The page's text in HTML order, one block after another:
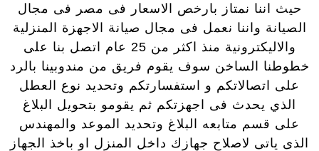
حيث اننا نمتاز بارخص الاسعار فى مصر فى مجال
الصيانة واننا نعمل فى مجال صيانة الاجهزة المنزلية
والاليكترونية منذ اكثر من 25 عام اتصل بنا على
خطوطنا الساخن سوف يقوم فريق من مندوبينا بالرد
على اتصالاتكم و استفسارتكم وتحديد نوع العطل
الذي يحدث فى اجهزتكم ثم يقومو بتحويل البلاغ
على قسم متابعه البلاغ وتحديد الموعد والمهندس
الذى ياتى لاصلاح جهازك داخل المنزل او باخذ الجهاز